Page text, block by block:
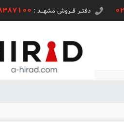
دفتــر فــروش مشهـــد :